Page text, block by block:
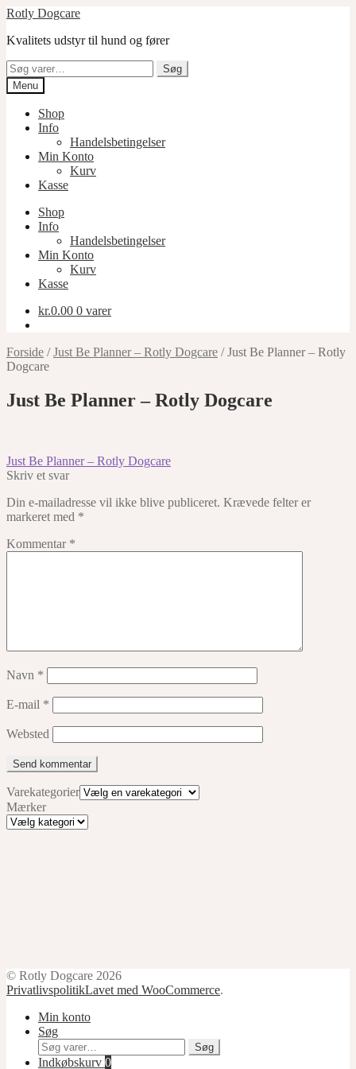
Spring
navigation
Spring
indhold
Rotly Dogcare
Kvalitets udstyr til hund og fører
Søg
efter:
Søg
Menu
Shop
Info
Handelsbetingelser
Min Konto
Kurv
Kasse
Shop
Info
Handelsbetingelser
Min Konto
Kurv
Kasse
kr.0.00 0 varer
Forside /Just Be Planner – Rotly Dogcare /Just Be Planner – Rotly
Dogcare
Just Be Planner – Rotly Dogcare
Indlægsnavigation
Forrige
indlæg:
Just Be Planner – Rotly Dogcare
Skriv et svar
Din e-mailadresse vil ikke blive publiceret. Krævede felter er
markeret med *
Kommentar *
Navn *
E-mail *
Websted
Varekategorier
Mærker
Mærker
© Rotly Dogcare 2026
PrivatlivspolitikLavet med WooCommerce.
Min konto
Søg
Søg
efter:
Søg
Indkøbskurv 0